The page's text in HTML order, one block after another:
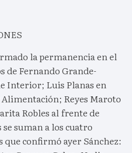
la permanencia en el
de Fernando Grande-
Interior; Luis Planas en
Reyes Maroto
Robles al frente de
suman a los cuatro
confirmó ayer Sánchez: